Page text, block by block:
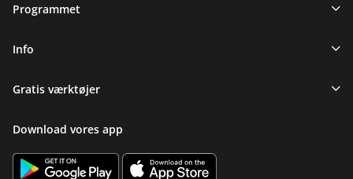
Programmet
Info
Gratis værktøjer
Download vores app